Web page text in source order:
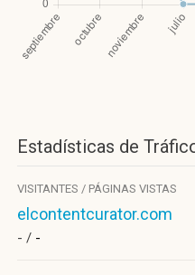
Estadísticas de
VISITANTES / PÁGINAS VISTAS
elcontentcurator.com
- / -